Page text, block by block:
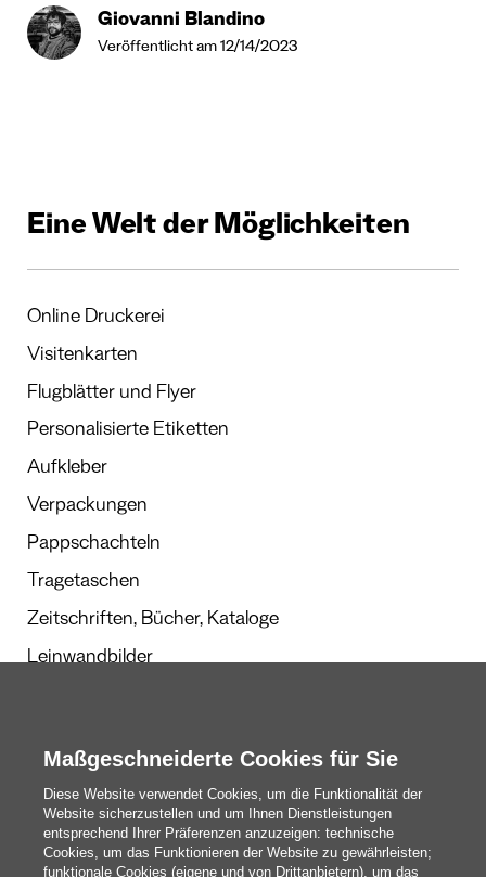
Giovanni Blandino
Veröffentlicht am 12/14/2023
Eine Welt der Möglichkeiten
Online Druckerei
Visitenkarten
Flugblätter und Flyer
Personalisierte Etiketten
Aufkleber
Verpackungen
Pappschachteln
Tragetaschen
Zeitschriften, Bücher, Kataloge
Leinwandbilder
Redaktion
Das Sind Wir
Maßgeschneiderte Cookies für Sie
Diese Website verwendet Cookies, um die Funktionalität der
Website sicherzustellen und um Ihnen Dienstleistungen
entsprechend Ihrer Präferenzen anzuzeigen: technische
Cookies, um das Funktionieren der Website zu gewährleisten;
funktionale Cookies (eigene und von Drittanbietern), um das